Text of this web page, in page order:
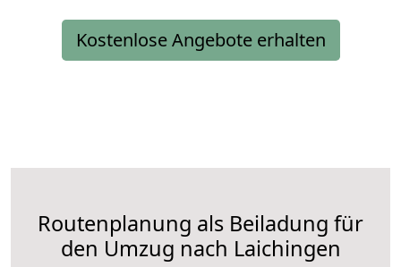
Kostenlose Angebote erhalten
Routenplanung als Beiladung für
den Umzug nach Laichingen